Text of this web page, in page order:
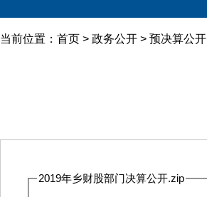
当前位置： 首页 > 政务公开 > 预决算公开
2019年乡财股部门决算公开.zip